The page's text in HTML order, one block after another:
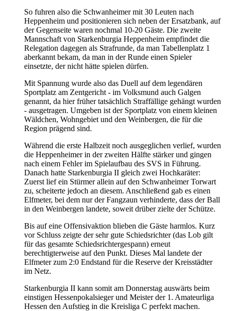
So fuhren also die Schwanheimer mit 30 Leuten nach
Heppenheim und positionieren sich neben der Ersatzbank, auf
der Gegenseite waren nochmal 10-20 Gäste. Die zweite
Mannschaft von Starkenburgia Heppenheim empfindet die
Relegation dagegen als Strafrunde, da man Tabellenplatz 1
aberkannt bekam, da man in der Runde einen Spieler
einsetzte, der nicht hätte spielen dürfen.
Mit Spannung wurde also das Duell auf dem legendären
Sportplatz am Zentgericht - im Volksmund auch Galgen
genannt, da hier früher tatsächlich Straffällige gehängt wurden
- ausgetragen. Umgeben ist der Sportplatz von einem kleinen
Wäldchen, Wohngebiet und den Weinbergen, die für die
Region prägend sind.
Während die erste Halbzeit noch ausgeglichen verlief, wurden
die Heppenheimer in der zweiten Hälfte stärker und gingen
nach einem Fehler im Spielaufbau des SVS in Führung.
Danach hatte Starkenburgia II gleich zwei Hochkaräter:
Zuerst lief ein Stürmer allein auf den Schwanheimer Torwart
zu, scheiterte jedoch an diesem. Anschließend gab es einen
Elfmeter, bei dem nur der Fangzaun verhinderte, dass der Ball
in den Weinbergen landete, soweit drüber zielte der Schütze.
Bis auf eine Offensivaktion blieben die Gäste harmlos. Kurz
vor Schluss zeigte der sehr gute Schiedsrichter (das Lob gilt
für das gesamte Schiedsrichtergespann) erneut
berechtigterweise auf den Punkt. Dieses Mal landete der
Elfmeter zum 2:0 Endstand für die Reserve der Kreisstädter
im Netz.
Starkenburgia II kann somit am Donnerstag auswärts beim
einstigen Hessenpokalsieger und Meister der 1. Amateurliga
Hessen den Aufstieg in die Kreisliga C perfekt machen.